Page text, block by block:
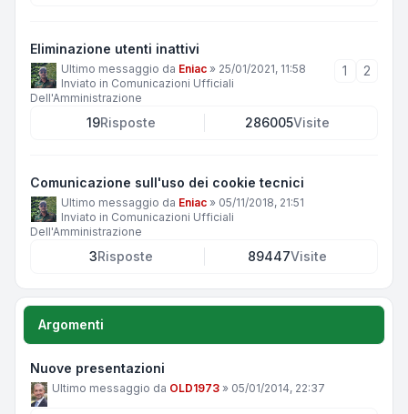
Eliminazione utenti inattivi
Ultimo messaggio da Eniac » 25/01/2021, 11:58
Inviato in Comunicazioni Ufficiali
Dell'Amministrazione
1 2
19Risposte 286005Visite
Comunicazione sull'uso dei cookie tecnici
Ultimo messaggio da Eniac » 05/11/2018, 21:51
Inviato in Comunicazioni Ufficiali
Dell'Amministrazione
3Risposte 89447Visite
Argomenti
Nuove presentazioni
Ultimo messaggio da OLD1973 » 05/01/2014, 22:37